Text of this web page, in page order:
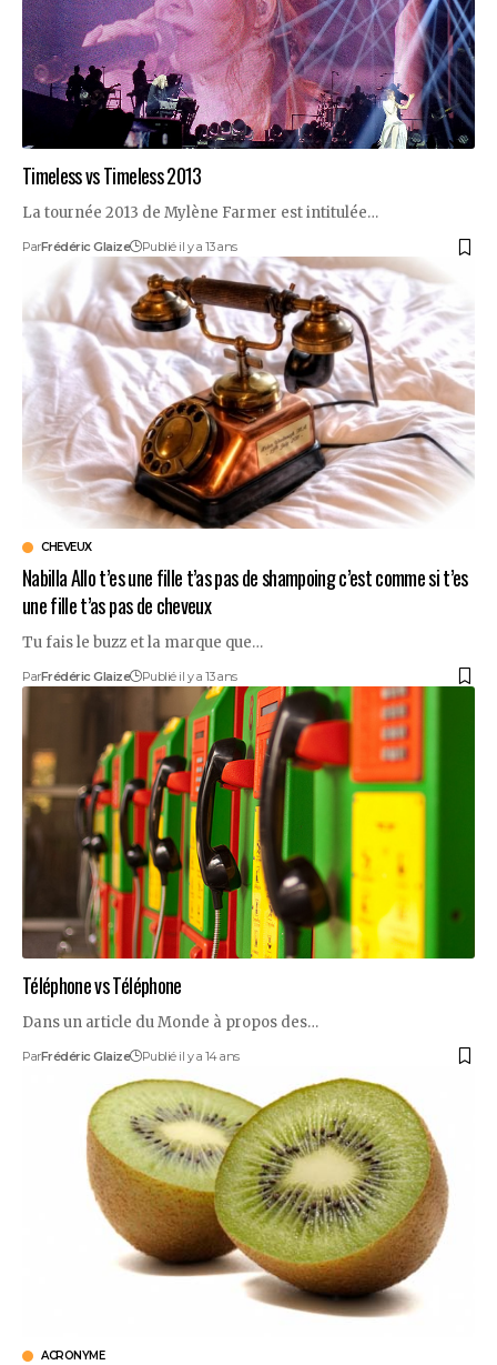
Timeless vs Timeless 2013
La tournée 2013 de Mylène Farmer est intitulée…
ParFrédéric Glaize Publié il y a 13 ans
CHEVEUX
Nabilla Allo t’es une fille t’as pas de shampoing c’est comme si t’es
une fille t’as pas de cheveux
Tu fais le buzz et la marque que…
ParFrédéric Glaize Publié il y a 13 ans
Téléphone vs Téléphone
Dans un article du Monde à propos des…
ParFrédéric Glaize Publié il y a 14 ans
ACRONYME